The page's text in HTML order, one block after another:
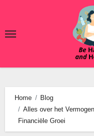
de
Home
Blog
Alles over het
Financiële Groei